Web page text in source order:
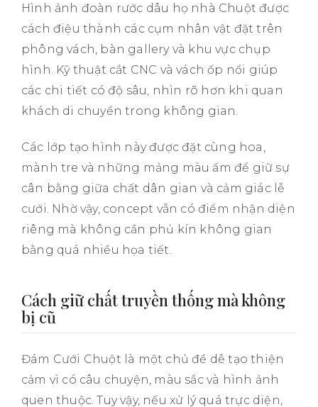
Hình ảnh đoàn rước dâu họ nhà Chuột được
cách điệu thành các cụm nhân vật đặt trên
phông vách, bàn gallery và khu vực chụp
hình. Kỹ thuật cắt CNC và vách ốp nổi giúp
các chi tiết có độ sâu, nhìn rõ hơn khi quan
khách di chuyển trong không gian.
Các lớp tạo hình này được đặt cùng hoa,
mành tre và những mảng màu ấm để giữ sự
cân bằng giữa chất dân gian và cảm giác lễ
cưới. Nhờ vậy, concept vẫn có điểm nhận diện
riêng mà không cần phủ kín không gian
bằng quá nhiều họa tiết.
Cách giữ chất truyền thống mà không
bị cũ
Đám Cưới Chuột là một chủ đề dễ tạo thiện
cảm vì có câu chuyện, màu sắc và hình ảnh
quen thuộc. Tuy vậy, nếu xử lý quá trực diện,